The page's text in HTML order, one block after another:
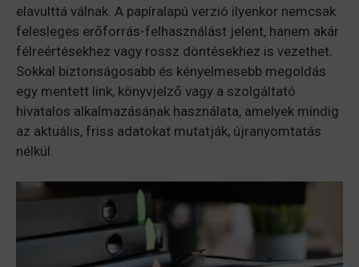
elavulttá válnak. A papíralapú verzió ilyenkor nemcsak
felesleges erőforrás-felhasználást jelent, hanem akár
félreértésekhez vagy rossz döntésekhez is vezethet.
Sokkal biztonságosabb és kényelmesebb megoldás
egy mentett link, könyvjelző vagy a szolgáltató
hivatalos alkalmazásának használata, amelyek mindig
az aktuális, friss adatokat mutatják, újranyomtatás
nélkül.